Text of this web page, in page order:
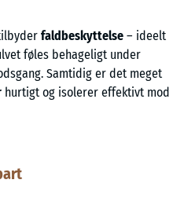
faldbeskyttelse – ideelt
føles behageligt under
Samtidig er det meget
hurtigt og isolerer effektivt mod